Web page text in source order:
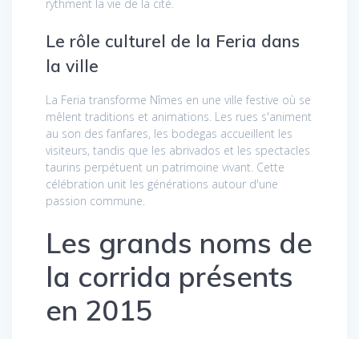
rythment la vie de la cité.
Le rôle culturel de la Feria dans
la ville
La Feria transforme Nîmes en une ville festive où se
mêlent traditions et animations. Les rues s'animent
au son des fanfares, les bodegas accueillent les
visiteurs, tandis que les abrivados et les spectacles
taurins perpétuent un patrimoine vivant. Cette
célébration unit les générations autour d'une
passion commune.
Les grands noms de
la corrida présents
en 2015